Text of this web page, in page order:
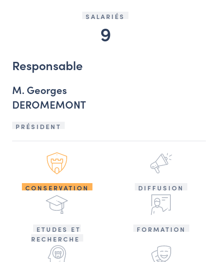
SALARIÉS
9
Responsable
M. Georges
DEROMEMONT
PRÉSIDENT
CONSERVATION DIFFUSION
ETUDES ET
RECHERCHE
FORMATION